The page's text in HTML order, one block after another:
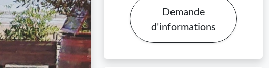
Demande
d'informations